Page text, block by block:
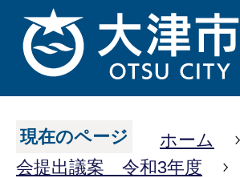
現在のページ ホーム
会提出議案 令和3年度